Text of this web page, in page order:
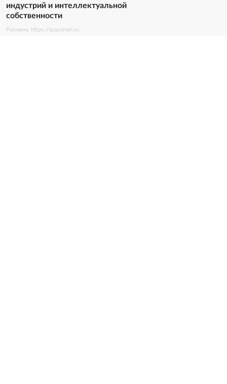
индустрий и интеллектуальной
собственности
Реклама. https://ipquorum.ru